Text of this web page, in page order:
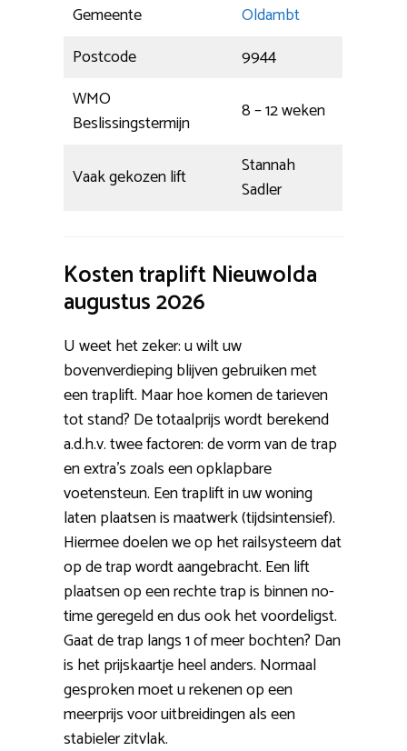
Gemeente
Oldambt
Postcode
9944
WMO
Beslissingstermijn
8 – 12 weken
Vaak gekozen lift
Stannah
Sadler
Kosten traplift Nieuwolda
augustus 2026
U weet het zeker: u wilt uw
bovenverdieping blijven gebruiken met
een traplift. Maar hoe komen de tarieven
tot stand? De totaalprijs wordt berekend
a.d.h.v. twee factoren: de vorm van de trap
en extra’s zoals een opklapbare
voetensteun. Een traplift in uw woning
laten plaatsen is maatwerk (tijdsintensief).
Hiermee doelen we op het railsysteem dat
op de trap wordt aangebracht. Een lift
plaatsen op een rechte trap is binnen no-
time geregeld en dus ook het voordeligst.
Gaat de trap langs 1 of meer bochten? Dan
is het prijskaartje heel anders. Normaal
gesproken moet u rekenen op een
meerprijs voor uitbreidingen als een
stabieler zitvlak.